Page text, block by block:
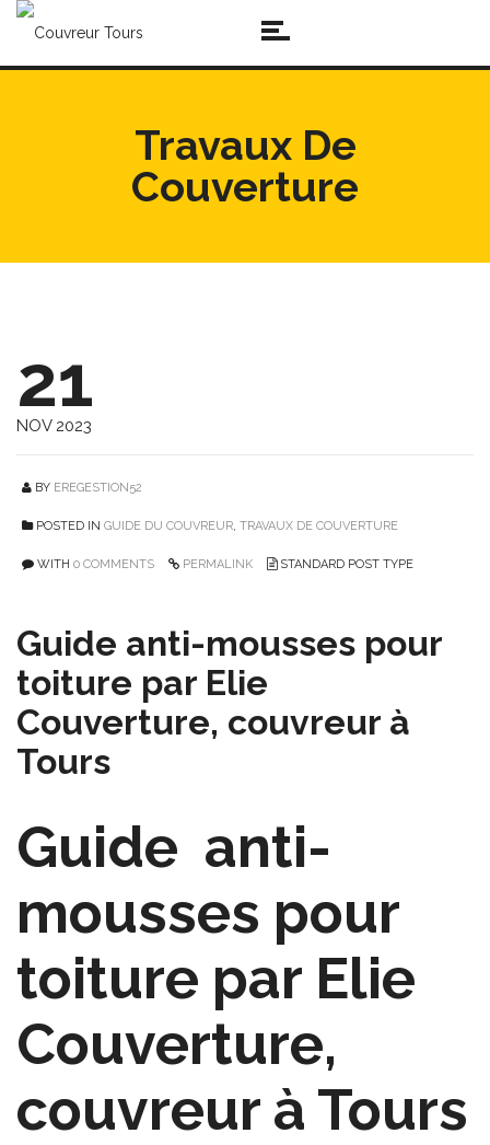
Travaux De
Couverture
21
NOV 2023
BY EREGESTION52
POSTED IN GUIDE DU COUVREUR, TRAVAUX DE COUVERTURE
WITH 0 COMMENTS PERMALINK STANDARD POST TYPE
Guide anti-mousses pour
toiture par Elie
Couverture, couvreur à
Tours
Guide anti-
mousses pour
toiture par Elie
Couverture,
couvreur à Tours